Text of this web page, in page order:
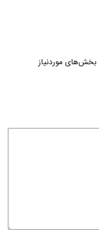
بخش‌های موردنیاز